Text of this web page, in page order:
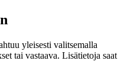
yleisesti valitsemalla
tai vastaava. Lisätietoja saat